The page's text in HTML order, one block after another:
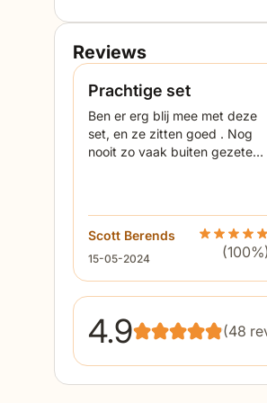
Reviews
Prachtige set
Ben er erg blij mee met deze
set, en ze zitten goed . Nog
nooit zo vaak buiten gezeten !
Scott Berends
15 mei 2024
15-05-2024
(100%)
4.9 (48